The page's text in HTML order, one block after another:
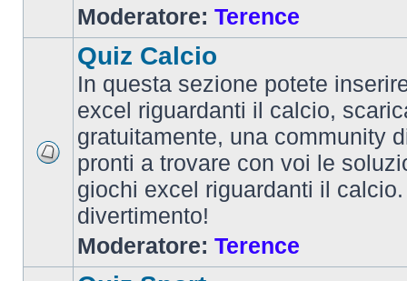
Moderatore: Terence
Quiz Calcio
In questa sezione potete
excel riguardanti il calcio,
gratuitamente, una community
pronti a trovare con voi le
giochi excel riguardanti il
divertimento!
Moderatore: Terence